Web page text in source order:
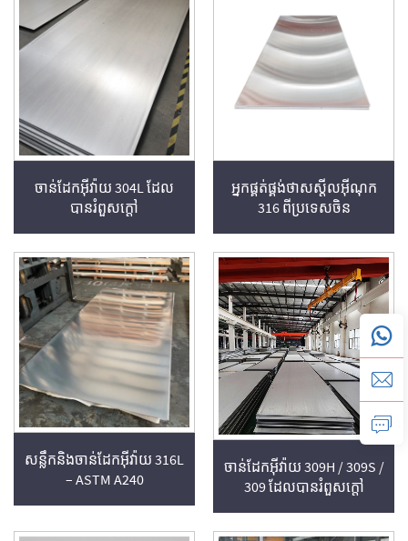
ចាន់ដែកអុីវ៉ាយ 304L ដែល
បានរំពួសក្តៅ
អ្នកផ្គត់ផ្គង់ថាសស្តីលអ៊ីណុក
316 ពីប្រទេសចិន
សន្លឹកនិងចាន់ដែកអុីវ៉ាយ 316L
– ASTM A240
ចាន់ដែកអុីវ៉ាយ 309H / 309S /
309 ដែលបានរំពួសក្តៅ